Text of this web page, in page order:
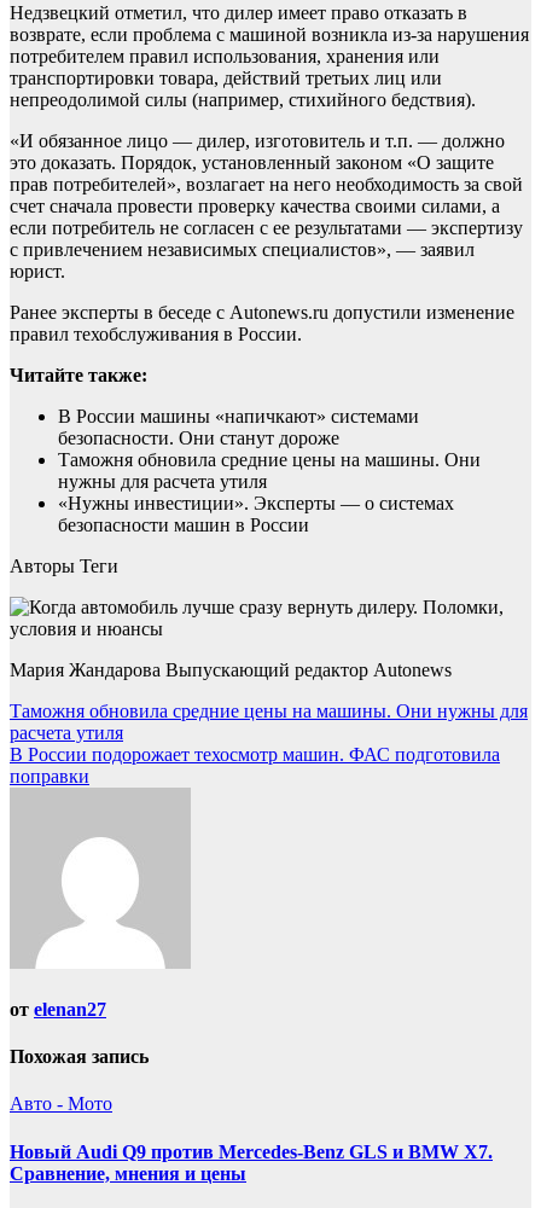
Недзвецкий отметил, что дилер имеет право отказать в
возврате, если проблема с машиной возникла из-за нарушения
потребителем правил использования, хранения или
транспортировки товара, действий третьих лиц или
непреодолимой силы (например, стихийного бедствия).
«И обязанное лицо — дилер, изготовитель и т.п. — должно
это доказать. Порядок, установленный законом «О защите
прав потребителей», возлагает на него необходимость за свой
счет сначала провести проверку качества своими силами, а
если потребитель не согласен с ее результатами — экспертизу
с привлечением независимых специалистов», — заявил
юрист.
Ранее эксперты в беседе с Autonews.ru допустили изменение
правил техобслуживания в России.
Читайте также:
В России машины «напичкают» системами
безопасности. Они станут дороже
Таможня обновила средние цены на машины. Они
нужны для расчета утиля
«Нужны инвестиции». Эксперты — о системах
безопасности машин в России
Авторы Теги
Мария Жандарова Выпускающий редактор Autonews
Навигация
по
записям
Таможня обновила средние цены на машины. Они нужны для
расчета утиля
В России подорожает техосмотр машин. ФАС подготовила
поправки
от elenan27
Похожая запись
Авто - Мото
Новый Audi Q9 против Mercedes-Benz GLS и BMW X7.
Сравнение, мнения и цены